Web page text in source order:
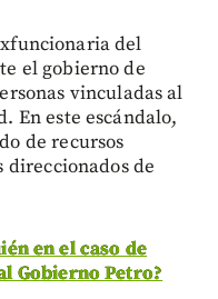
del
el gobierno de
vinculadas al
En este escándalo,
de recursos
direccionados de
en el caso de
Gobierno Petro?